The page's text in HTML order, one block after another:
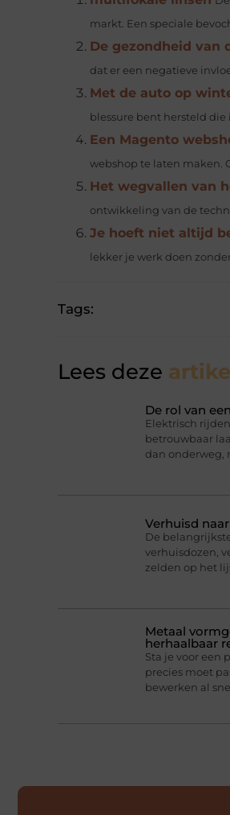
markt. Een speciale
De gezondheid van
dat er een negatieve
Met de auto op
blessure bent hersteld die
Een Magento
webshop te laten maken.
Het wegvallen van
ontwikkeling van de
Je hoeft niet altijd
lekker je werk doen
Tags:
Lees deze
De rol van
Elektrisch
betrouwbaar
dan onderweg,
Verhuisd
De
verhuisdozen,
zelden op het
Metaal
herhaalbaar
Sta je voor een
precies moet
bewerken al